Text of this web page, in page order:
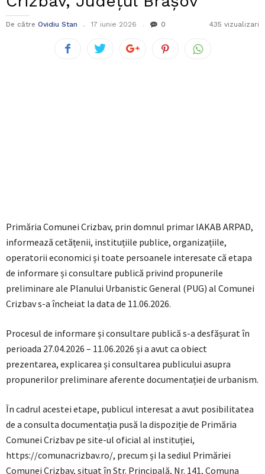
De către Ovidiu Stan 17 iunie 2026 0 435 vizualizari
Primăria Comunei Crizbav, prin domnul primar IAKAB ARPAD,
informează cetățenii, instituțiile publice, organizațiile,
operatorii economici și toate persoanele interesate că etapa
de informare și consultare publică privind propunerile
preliminare ale Planului Urbanistic General (PUG) al Comunei
Crizbav s-a încheiat la data de 11.06.2026.
Procesul de informare și consultare publică s-a desfășurat în
perioada 27.04.2026 – 11.06.2026 și a avut ca obiect
prezentarea, explicarea și consultarea publicului asupra
propunerilor preliminare aferente documentației de urbanism.
În cadrul acestei etape, publicul interesat a avut posibilitatea
de a consulta documentația pusă la dispoziție de Primăria
Comunei Crizbav pe site-ul oficial al instituției,
https://comunacrizbav.ro/, precum și la sediul Primăriei
Comunei Crizbav, situat în Str. Principală, Nr. 141, Comuna